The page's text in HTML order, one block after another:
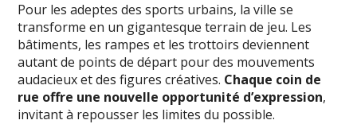
Pour les adeptes des sports urbains, la ville se
transforme en un gigantesque terrain de jeu. Les
bâtiments, les rampes et les trottoirs deviennent
autant de points de départ pour des mouvements
audacieux et des figures créatives. Chaque coin de
rue offre une nouvelle opportunité d’expression,
invitant à repousser les limites du possible.